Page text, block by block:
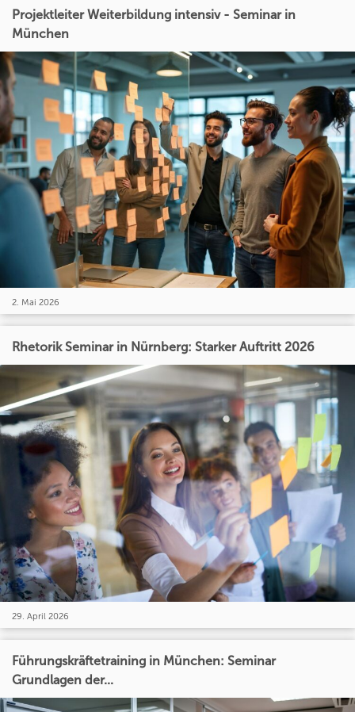
Projektleiter Weiterbildung intensiv - Seminar in
München
2. Mai 2026
Rhetorik Seminar in Nürnberg: Starker Auftritt 2026
29. April 2026
Führungskräftetraining in München: Seminar
Grundlagen der...